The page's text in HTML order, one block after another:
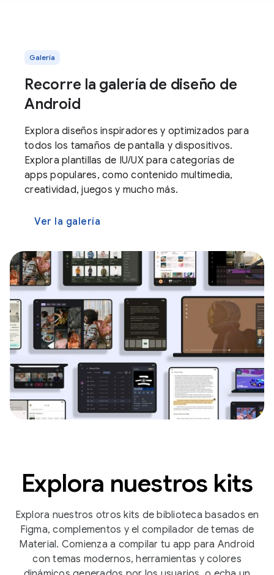
Galería
Recorre la galería de diseño de
Android
Explora diseños inspiradores y optimizados para
todos los tamaños de pantalla y dispositivos.
Explora plantillas de IU/UX para categorías de
apps populares, como contenido multimedia,
creatividad, juegos y mucho más.
Ver la galería
Explora nuestros kits
Explora nuestros otros kits de biblioteca basados en
Figma, complementos y el compilador de temas de
Material. Comienza a compilar tu app para Android
con temas modernos, herramientas y colores